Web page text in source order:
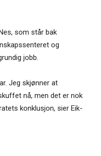
som står bak
og
jobb.
Jeg skjønner at
nå, men det er nok
konklusjon, sier Eik-